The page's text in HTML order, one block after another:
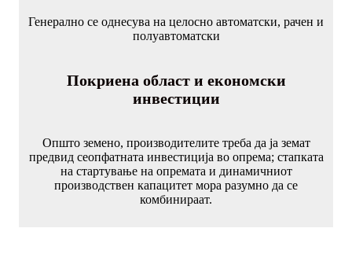
Генерално се однесува на целосно автоматски, рачен и
полуавтоматски
Покриена област и економски
инвестиции
Општо земено, производителите треба да ја земат
предвид сеопфатната инвестиција во опрема; стапката
на стартување на опремата и динамичниот
производствен капацитет мора разумно да се
комбинираат.